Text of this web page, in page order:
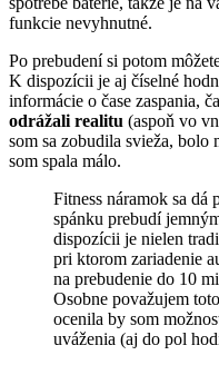
funkcie nevyhnutné.
Po prebudení si potom
K dispozícii je aj číselné
informácie o čase zaspania,
odrážali realitu (aspoň vo
som sa zobudila svieža,
som spala málo.
Fitness náramok sa
spánku prebudí
dispozícii je nielen
pri ktorom zariadenie
na prebudenie do 10
Osobne považujem
ocenila by som
uváženia (aj do pol